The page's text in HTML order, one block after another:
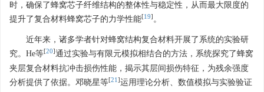
时，确保了蜂窝芯子纤维结构的整体性与稳定性，从而最大限度的
提升了复合材料蜂窝芯子的力学性能[19] 。
近年来，诸多学者针对蜂窝结构复合材料开展了系统的实验研
究。He等[20]通过实验与有限元模拟相结合的方法，系统探究了蜂窝
夹层复合材料抗冲击损伤性能，揭示其层间损伤特征，为残余强度
分析提供了依据。邓晓星等[21 ]运用理论分析、数值模拟与实验验证